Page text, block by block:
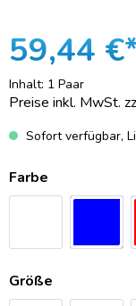
59,44
Inhalt: 1 Paar
Preise inkl. MwSt.
Sofort verfügbar,
Farbe
Größe